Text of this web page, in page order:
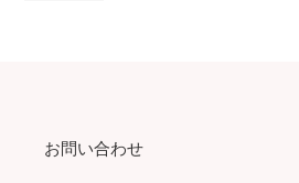
お問い合わせ